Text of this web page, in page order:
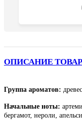
ОПИСАНИЕ
Группа ароматов:
Начальные ноты:
бергамот, нероли,